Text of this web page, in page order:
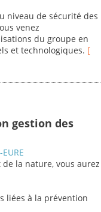
niveau de sécurité des
venez
du groupe en
et technologiques. [
gestion des
de la nature, vous aurez
liées à la prévention